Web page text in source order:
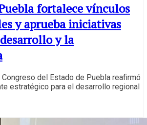
fortalece vínculos
y aprueba iniciativas
y la
Congreso del Estado de Puebla reafirmó
estratégico para el desarrollo regional